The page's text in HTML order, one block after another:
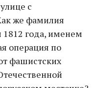
с
же фамилия
1812 года, именем
операция по
фашистских